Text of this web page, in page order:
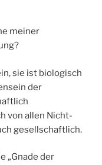
meiner
sie ist biologisch
der
von allen Nicht-
gesellschaftlich.
„Gnade der